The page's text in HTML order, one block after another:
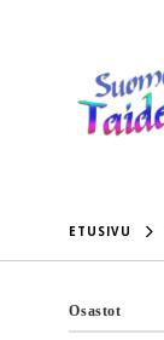
ETUSIVU
Osastot